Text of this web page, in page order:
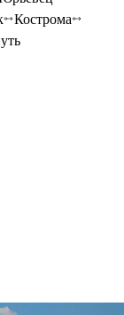
Кострома